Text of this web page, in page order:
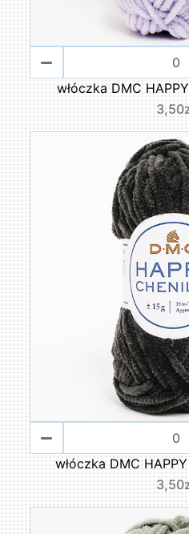
włóczka DMC
włóczka DMC